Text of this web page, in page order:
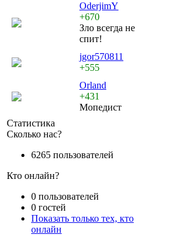
OderjimY
+670
Зло всегда не
спит!
jgor570811
+555
Orland
+431
Мопедист
Статистика
Сколько нас?
6265 пользователей
Кто онлайн?
0 пользователей
0 гостей
Показать только тех, кто
онлайн